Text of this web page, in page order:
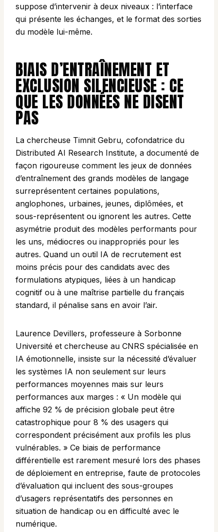
suppose d’intervenir à deux niveaux : l’interface
qui présente les échanges, et le format des sorties
du modèle lui-même.
BIAIS D’ENTRAÎNEMENT ET
EXCLUSION SILENCIEUSE : CE
QUE LES DONNÉES NE DISENT
PAS
La chercheuse Timnit Gebru, cofondatrice du
Distributed AI Research Institute, a documenté de
façon rigoureuse comment les jeux de données
d’entraînement des grands modèles de langage
surreprésentent certaines populations,
anglophones, urbaines, jeunes, diplômées, et
sous-représentent ou ignorent les autres. Cette
asymétrie produit des modèles performants pour
les uns, médiocres ou inappropriés pour les
autres. Quand un outil IA de recrutement est
moins précis pour des candidats avec des
formulations atypiques, liées à un handicap
cognitif ou à une maîtrise partielle du français
standard, il pénalise sans en avoir l’air.
Laurence Devillers, professeure à Sorbonne
Université et chercheuse au CNRS spécialisée en
IA émotionnelle, insiste sur la nécessité d’évaluer
les systèmes IA non seulement sur leurs
performances moyennes mais sur leurs
performances aux marges : « Un modèle qui
affiche 92 % de précision globale peut être
catastrophique pour 8 % des usagers qui
correspondent précisément aux profils les plus
vulnérables. » Ce biais de performance
différentielle est rarement mesuré lors des phases
de déploiement en entreprise, faute de protocoles
d’évaluation qui incluent des sous-groupes
d’usagers représentatifs des personnes en
situation de handicap ou en difficulté avec le
numérique.